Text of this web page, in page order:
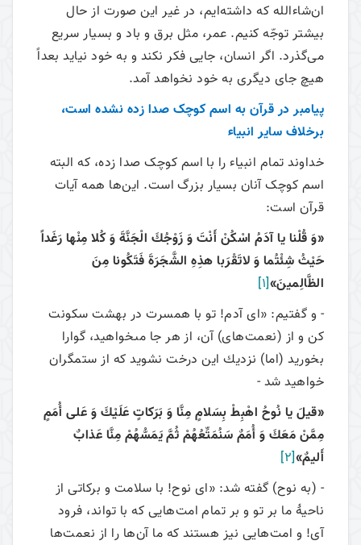
ان‌شاءالله که داشته‌ایم، در غیر این صورت از حال
بیشتر توجّه کنیم. عمر، مثل برق و باد و بسیار سریع
می‌‌گذرد. اگر انسان، جایی فکر نکند و به خود نیاید بعداً
هیچ جای دیگری به خود نخواهد آمد.
پیامبر در قرآن به اسم کوچک صدا زده نشده است،
برخلاف سایر انبیاء
خداوند تمام انبیاء را با اسم کوچک صدا زده، که البته
اسم کوچک آنان بسیار بزرگ است. این‌ها همه آیات
قرآن است:
«وَ قُلْنا يا آدَمُ اسْكُنْ أَنْتَ وَ زَوْجُكَ الْجَنَّةَ وَ كُلا مِنْها رَغَداً
حَيْثُ شِئْتُما وَ لاتَقْرَبا هذِهِ الشَّجَرَةَ فَتَكُونا مِنَ
الظَّالِمينَ»[1]
- و گفتيم: «اى آدم! تو با همسرت در بهشت سكونت
كن و از (نعمت‌های) آن، از هر جا مى‏خواهيد، گوارا
بخوريد (اما) نزديك اين درخت نشويد كه از ستمگران
خواهيد شد -
«قيلَ يا نُوحُ اهْبِطْ بِسَلامٍ مِنَّا وَ بَرَكاتٍ عَلَيْكَ وَ عَلى ‏أُمَمٍ
مِمَّنْ مَعَكَ وَ أُمَمٌ سَنُمَتِّعُهُمْ ثُمَّ يَمَسُّهُمْ مِنَّا عَذابٌ
أَليمٌ»[2]
- (به نوح) گفته شد: «اى نوح! با سلامت و بركاتى از
ناحيۀ ما بر تو و بر تمام امت‌هايى كه با تواند، فرود
آى! و امت‌هایی نيز هستند كه ما آن‌ها را از نعمت‌ها